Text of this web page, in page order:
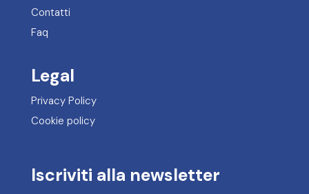
Contatti
Faq
Legal
Privacy Policy
Cookie policy
Iscriviti alla newsletter